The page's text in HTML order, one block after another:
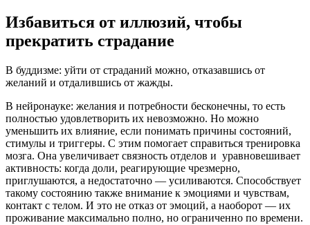
Избавиться от иллюзий, чтобы
прекратить страдание
В буддизме: уйти от страданий можно, отказавшись от
желаний и отдалившись от жажды.
В нейронауке: желания и потребности бесконечны, то есть
полностью удовлетворить их невозможно. Но можно
уменьшить их влияние, если понимать причины состояний,
стимулы и триггеры. С этим помогает справиться тренировка
мозга. Она увеличивает связность отделов и уравновешивает
активность: когда доли, реагирующие чрезмерно,
приглушаются, а недостаточно — усиливаются. Способствует
такому состоянию также внимание к эмоциями и чувствам,
контакт с телом. И это не отказ от эмоций, а наоборот — их
проживание максимально полно, но ограниченно по времени.